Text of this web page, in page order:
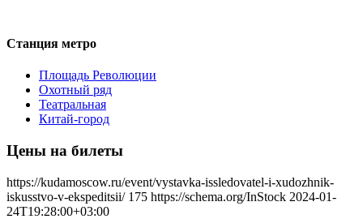
Станция метро
Площадь Революции
Охотный ряд
Театральная
Китай-город
Цены на билеты
https://kudamoscow.ru/event/vystavka-issledovatel-i-xudozhnik-
iskusstvo-v-ekspeditsii/ 175 https://schema.org/InStock 2024-01-
24T19:28:00+03:00